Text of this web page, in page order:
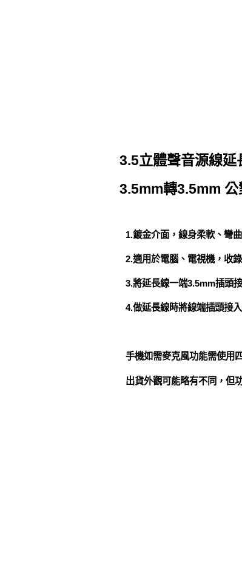
3.5立體聲音源線延
3.5mm轉3.5mm
1.鍍金介面，線身柔軟、彎
2.適用於電腦、電視機，收
3.將延長線一端3.5mm插頭
4.做延長線時將線端插頭接
手機如需麥克風功能需使用
出貨外觀可能略有不同，但